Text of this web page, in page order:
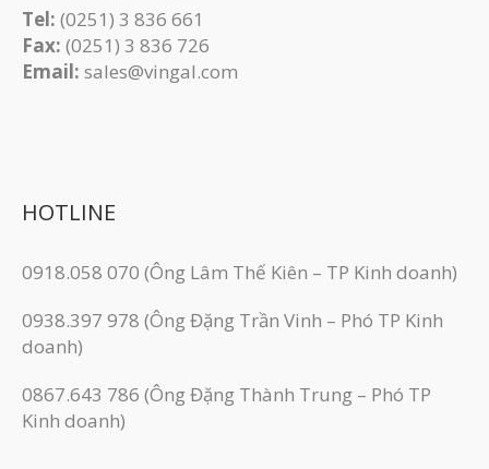
Tel: (0251) 3 836 661
Fax: (0251) 3 83​6 726
Email: sales@vingal.com
HOTLINE
0918.058 070 (Ông Lâm Thế Kiên – TP Kinh doanh)
0938.397 978 (Ông Đặng Trần Vinh – Phó TP Kinh
doanh)
0867.643 786 (Ông Đặng Thành Trung – Phó TP
Kinh doanh)